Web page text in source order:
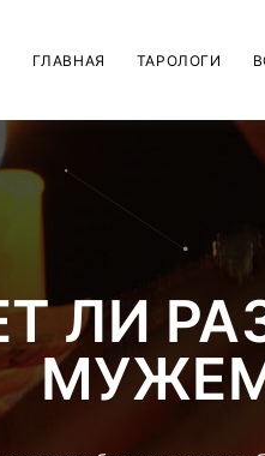
ГЛАВНАЯ ТАРОЛОГИ
ЛИ